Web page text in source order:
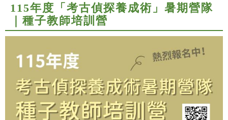
115年度「考古偵探養成術」暑期營隊
｜種子教師培訓營